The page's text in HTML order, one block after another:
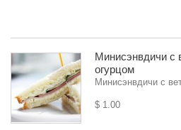
Минисэнвдичи с
огурцом
Минисэнвдичи с
$ 1.00